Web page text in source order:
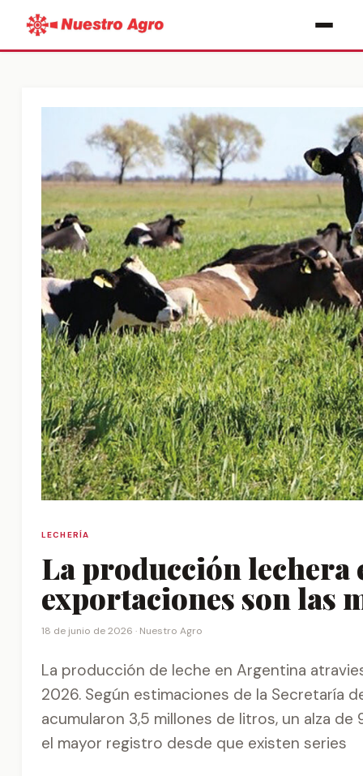
LECHERÍA
La producción lechera
exportaciones son las
18 de junio de 2026 · Nuestro Agro
La producción de leche en Argentina
2026. Según estimaciones de la Secretaría
acumularon 3,5 millones de litros, un alza
el mayor registro desde que existen series